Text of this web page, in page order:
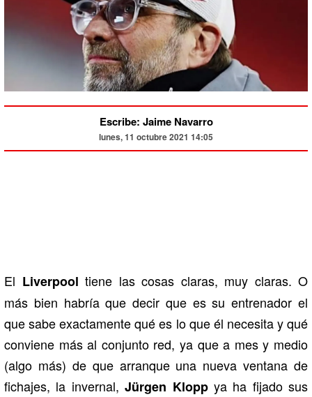
Escribe: Jaime Navarro
lunes, 11 octubre 2021 14:05
El Liverpool tiene las cosas claras, muy claras. O
más bien habría que decir que es su entrenador el
que sabe exactamente qué es lo que él necesita y qué
conviene más al conjunto red, ya que a mes y medio
(algo más) de que arranque una nueva ventana de
fichajes, la invernal,Jürgen Kloppya ha fijado sus